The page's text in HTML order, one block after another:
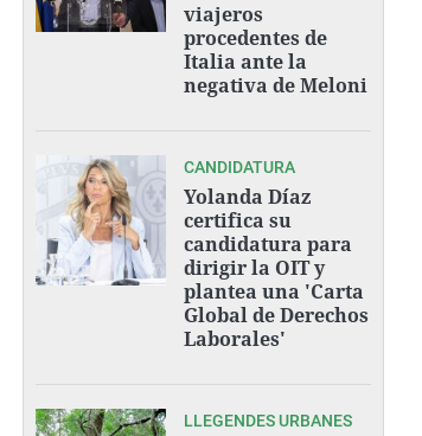
viajeros
procedentes de
Italia ante la
negativa de Meloni
CANDIDATURA
Yolanda Díaz
certifica su
candidatura para
dirigir la OIT y
plantea una 'Carta
Global de Derechos
Laborales'
LLEGENDES URBANES